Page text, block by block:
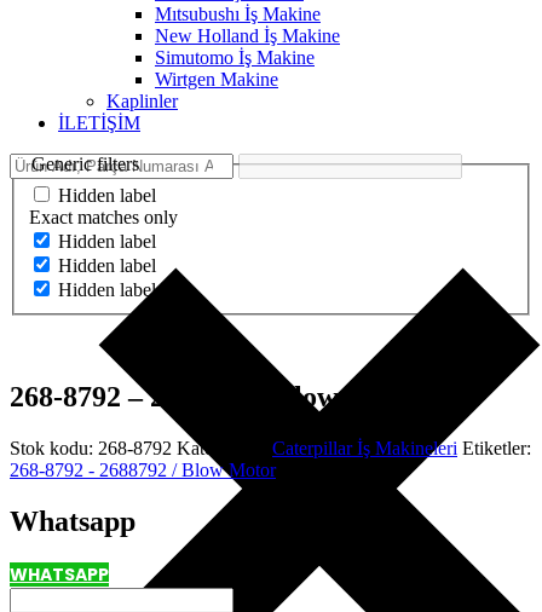
Mıtsubushı İş Makine
New Holland İş Makine
Simutomo İş Makine
Wirtgen Makine
Kaplinler
İLETİŞİM
Generic filters
Hidden label
Exact matches only
Hidden label
Hidden label
Hidden label
268-8792 – 2688792 / Blow Motor
Stok kodu: 268-8792 Kategoriler: Caterpillar İş Makineleri Etiketler:
268-8792 - 2688792 / Blow Motor
Whatsapp
WHATSAPP